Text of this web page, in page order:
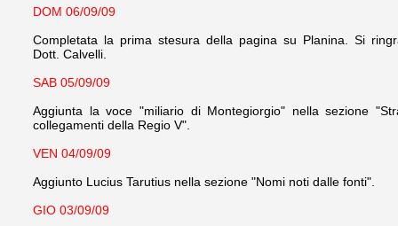
DOM 06/09/09
Completata la prima stesura della pagina su Planina. Si
Dott. Calvelli.
SAB 05/09/09
Aggiunta la voce "miliario di Montegiorgio" nella sezione
collegamenti della Regio V".
VEN 04/09/09
Aggiunto Lucius Tarutius nella sezione "Nomi noti dalle fonti".
GIO 03/09/09